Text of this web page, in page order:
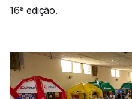
16ª edição.